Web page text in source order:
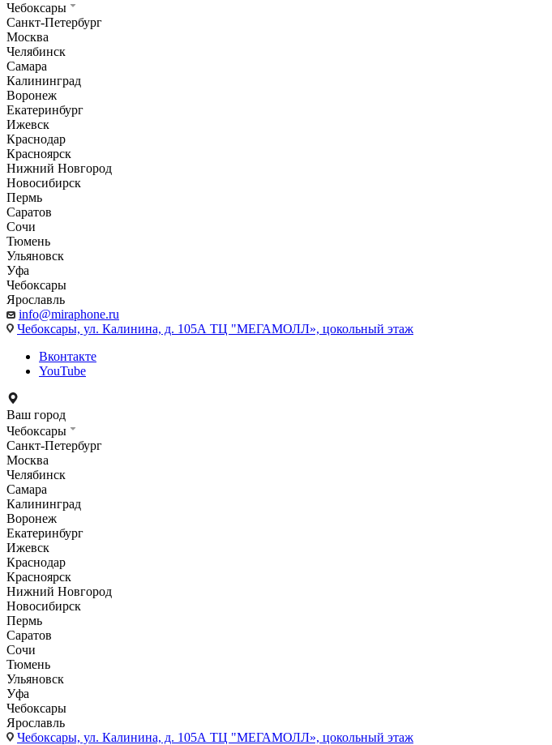
Чебоксары
Санкт-Петербург
Москва
Челябинск
Самара
Калининград
Воронеж
Екатеринбург
Ижевск
Краснодар
Красноярск
Нижний Новгород
Новосибирск
Пермь
Саратов
Сочи
Тюмень
Ульяновск
Уфа
Чебоксары
Ярославль
info@miraphone.ru
Чебоксары, ул. Калинина, д. 105А ТЦ "МЕГАМОЛЛ», цокольный этаж
Вконтакте
YouTube
Ваш город
Чебоксары
Санкт-Петербург
Москва
Челябинск
Самара
Калининград
Воронеж
Екатеринбург
Ижевск
Краснодар
Красноярск
Нижний Новгород
Новосибирск
Пермь
Саратов
Сочи
Тюмень
Ульяновск
Уфа
Чебоксары
Ярославль
Чебоксары, ул. Калинина, д. 105А ТЦ "МЕГАМОЛЛ», цокольный этаж